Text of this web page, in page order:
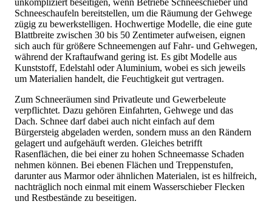
unkompliziert beseitigen, wenn Betriebe Schneeschieber und
Schneeschaufeln bereitstellen, um die Räumung der Gehwege
zügig zu bewerkstelligen. Hochwertige Modelle, die eine gute
Blattbreite zwischen 30 bis 50 Zentimeter aufweisen, eignen
sich auch für größere Schneemengen auf Fahr- und Gehwegen,
während der Kraftaufwand gering ist. Es gibt Modelle aus
Kunststoff, Edelstahl oder Aluminium, wobei es sich jeweils
um Materialien handelt, die Feuchtigkeit gut vertragen.
Zum Schneeräumen sind Privatleute und Gewerbeleute
verpflichtet. Dazu gehören Einfahrten, Gehwege und das
Dach. Schnee darf dabei auch nicht einfach auf dem
Bürgersteig abgeladen werden, sondern muss an den Rändern
gelagert und aufgehäuft werden. Gleiches betrifft
Rasenflächen, die bei einer zu hohen Schneemasse Schaden
nehmen können. Bei ebenen Flächen und Treppenstufen,
darunter aus Marmor oder ähnlichen Materialen, ist es hilfreich,
nachträglich noch einmal mit einem Wasserschieber Flecken
und Restbestände zu beseitigen.